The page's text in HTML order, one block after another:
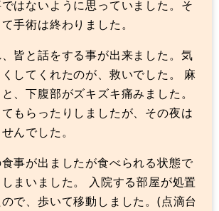
はないように思っていました。そ
手術は終わりました。
皆と話をする事が出来ました。気
してくれたのが、救いでした。 麻
、下腹部がズキズキ痛みました。
もらったりしましたが、その夜は
んでした。
事が出ましたが食べられる状態で
まいました。 入院する部屋が処置
で、歩いて移動しました。(点滴台